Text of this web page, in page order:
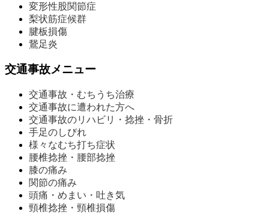
変形性股関節症
梨状筋症候群
腱板損傷
鵞足炎
交通事故メニュー
交通事故・むちうち治療
交通事故に遭われた方へ
交通事故のリハビリ・捻挫・骨折
手足のしびれ
様々なむち打ち症状
腰椎捻挫・腰部捻挫
膝の痛み
関節の痛み
頭痛・めまい・吐き気
頸椎捻挫・頸椎損傷